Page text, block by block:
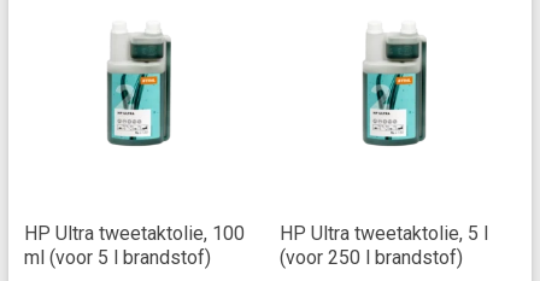
HP Ultra tweetaktolie, 100
ml (voor 5 l brandstof)
HP Ultra tweetaktolie, 5 l
(voor 250 l brandstof)